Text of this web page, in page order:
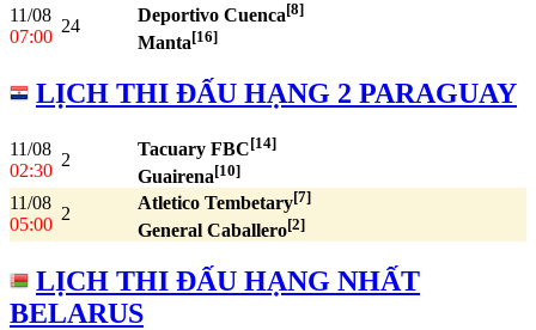
11/08
07:00
24
Deportivo Cuenca[8]
Manta[16]
LỊCH THI ĐẤU HẠNG 2 PARAGUAY
11/08
02:30
2
Tacuary FBC[14]
Guairena[10]
11/08
05:00
2
Atletico Tembetary[7]
General Caballero[2]
LỊCH THI ĐẤU HẠNG NHẤT
BELARUS